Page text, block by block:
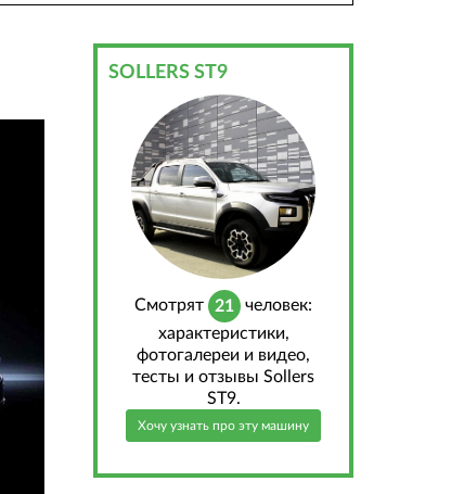
SOLLERS ST9
Cмотрят 21
человек:
характеристики,
фотогалереи и видео,
тесты и отзывы Sollers
ST9.
Хочу узнать про эту машину